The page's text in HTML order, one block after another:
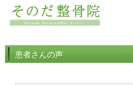
患者さんの声